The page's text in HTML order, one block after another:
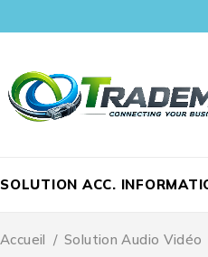
SOLUTION ACC.
Accueil / Solution Audio Vidéo